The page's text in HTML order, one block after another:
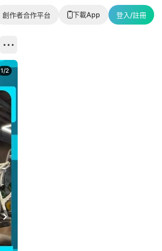
創作者合作平台 下載App 登入/註冊
Next slide
1/2